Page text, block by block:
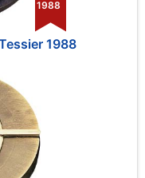
1988
1988